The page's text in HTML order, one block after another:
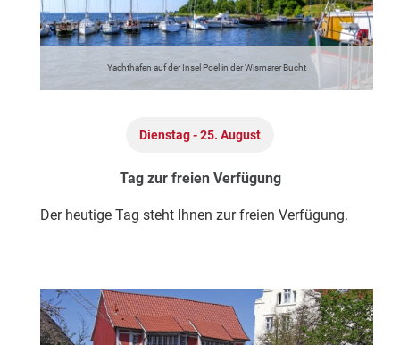
1871 in Betrieb genommene Leuchtturm. Freuen Sie
sich auf eine herrliche Panoramafahrt mit dem Bus
entlang des Salzhaffs. Zum Abschluss entdecken Sie
das schöne Ostseebad Kühlungsborn mit
Yachthafen auf der Insel Poel in der Wismarer Bucht
Dienstag - 25. August
Tag zur freien Verfügung
Der heutige Tag steht Ihnen zur freien Verfügung.
Der heutige Tag steht Ihnen zur freien Verfügung.